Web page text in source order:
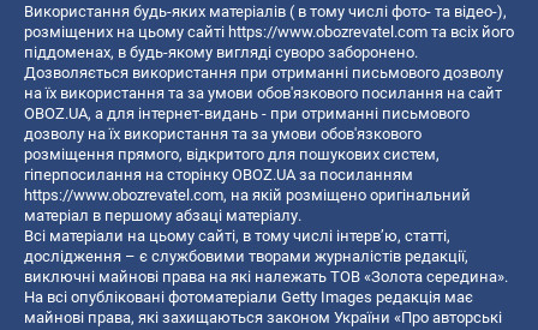
Використання будь-яких матеріалів ( в тому числі фото- та відео-),
розміщених на цьому сайті https://www.obozrevatel.com та всіх його
піддоменах, в будь-якому вигляді суворо заборонено.
Дозволяється використання при отриманні письмового дозволу
на їх використання та за умови обов'язкового посилання на сайт
OBOZ.UA, а для інтернет-видань - при отриманні письмового
дозволу на їх використання та за умови обов'язкового
розміщення прямого, відкритого для пошукових систем,
гіперпосилання на сторінку OBOZ.UA за посиланням
https://www.obozrevatel.com, на якій розміщено оригінальний
матеріал в першому абзаці матеріалу.
Всі матеріали на цьому сайті, в тому числі інтерв’ю, статті,
дослідження – є службовими творами журналістів редакції,
виключні майнові права на які належать ТОВ «Золота середина».
На всі опубліковані фотоматеріали Getty Images редакція має
майнові права, які захищаються законом України «Про авторські